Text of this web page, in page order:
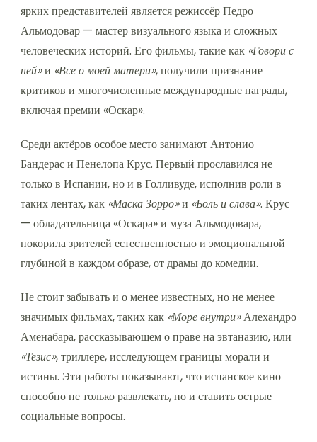
ярких представителей является режиссёр Педро
Альмодовар — мастер визуального языка и сложных
человеческих историй. Его фильмы, такие как «Говори с
ней»и «Все о моей матери», получили признание
критиков и многочисленные международные награды,
включая премии «Оскар».
Среди актёров особое место занимают Антонио
Бандерас и Пенелопа Крус. Первый прославился не
только в Испании, но и в Голливуде, исполнив роли в
таких лентах, как «Маска Зорро»и «Боль и слава». Крус
— обладательница «Оскара» и муза Альмодовара,
покорила зрителей естественностью и эмоциональной
глубиной в каждом образе, от драмы до комедии.
Не стоит забывать и о менее известных, но не менее
значимых фильмах, таких как «Море внутри»Алехандро
Аменабара, рассказывающем о праве на эвтаназию, или
«Тезис», триллере, исследующем границы морали и
истины. Эти работы показывают, что испанское кино
способно не только развлекать, но и ставить острые
социальные вопросы.